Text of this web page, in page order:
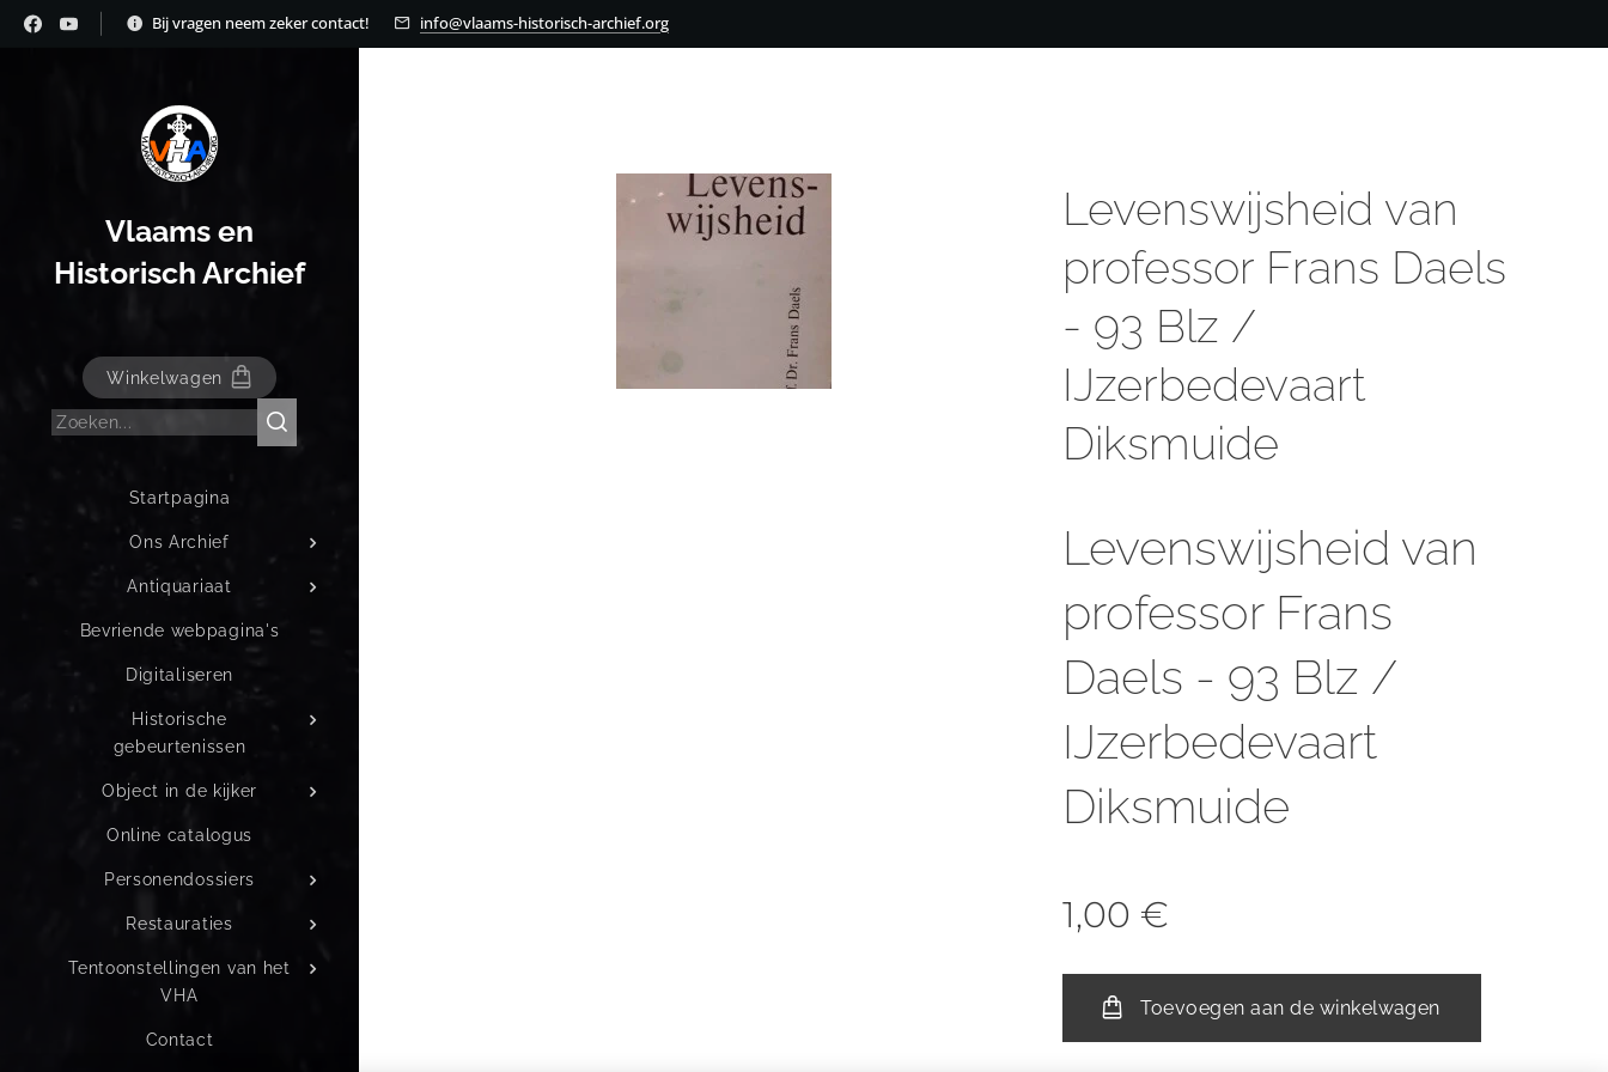
Bij vragen neem zeker contact! info@vlaams-historisch-archief.org
Vlaams en
Historisch Archief
Winkelwagen
Startpagina
Ons Archief
Antiquariaat
Bevriende webpagina's
Digitaliseren
Historische
gebeurtenissen
Object in de kijker
Online catalogus
Personendossiers
Restauraties
Tentoonstellingen van het
VHA
Contact
Levenswijsheid van
professor Frans Daels
- 93 Blz /
IJzerbedevaart
Diksmuide
Levenswijsheid van
professor Frans
Daels - 93 Blz /
IJzerbedevaart
Diksmuide
1,00 €
Toevoegen aan de winkelwagen